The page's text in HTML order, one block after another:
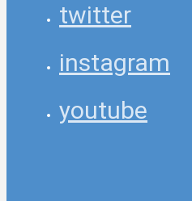
twitter
instagram
youtube